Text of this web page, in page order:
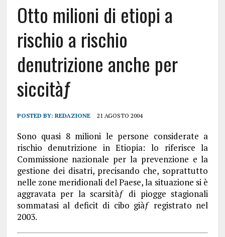
Otto milioni di etiopi a
rischio a rischio
denutrizione anche per
siccitàƒ
POSTED BY: REDAZIONE 21 AGOSTO 2004
Sono quasi 8 milioni le persone considerate a
rischio denutrizione in Etiopia: lo riferisce la
Commissione nazionale per la prevenzione e la
gestione dei disatri, precisando che, soprattutto
nelle zone meridionali del Paese, la situazione si è
aggravata per la scarsitàƒ di piogge stagionali
sommatasi al deficit di cibo giàƒ registrato nel
2003.